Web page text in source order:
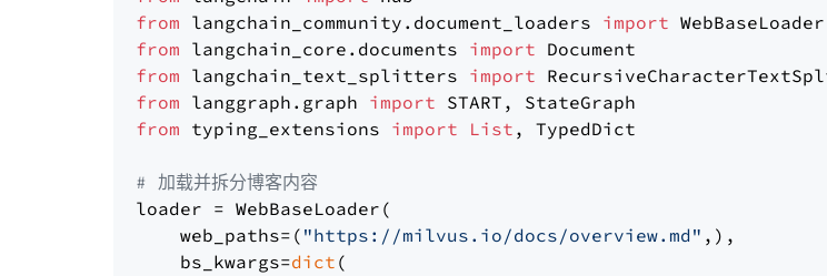
from langchain_community.document_loaders import
from langchain_core.documents import
from langchain_text_splitters import
from langgraph.graph import
from typing_extensions import List , TypedDict
# 加载并拆分博客内容
loader = WebBaseLoader(
    web_paths=(
"https://milvus.io/docs/overview.md" ,),
    bs_kwargs=
dict (